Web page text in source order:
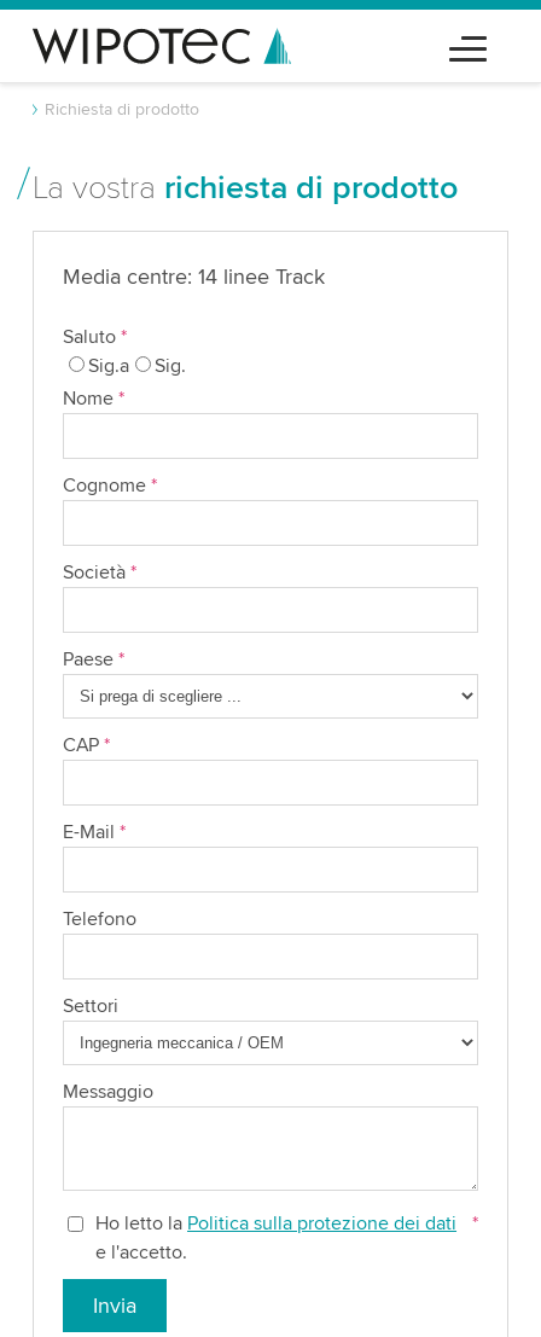
Richiesta di prodotto
La vostra richiesta di prodotto
Media centre: 14 linee Track
Saluto *
Sig.a
Sig.
Nome *
Cognome *
Società *
Paese *
CAP *
E-Mail *
Telefono
Settori
Messaggio
Ho letto la Politica sulla protezione dei dati
e l'accetto.
*
Invia